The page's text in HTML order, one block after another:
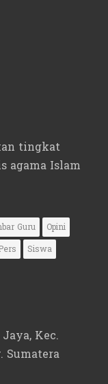
tingkat
agama Islam
Guru
Opini
Siswa
Kec.
Sumatera